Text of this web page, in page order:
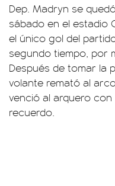
Dep. Madryn se
sábado en el estadio
el único gol del
segundo tiempo, por
Después de tomar la
volante remató al
venció al arquero
recuerdo.